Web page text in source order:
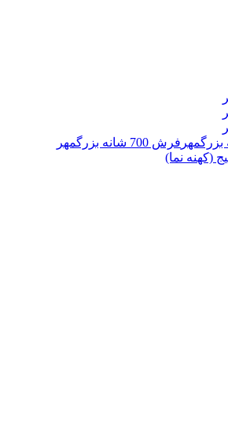
فرش 700 شانه بزرگمهر
(کهنه نما)